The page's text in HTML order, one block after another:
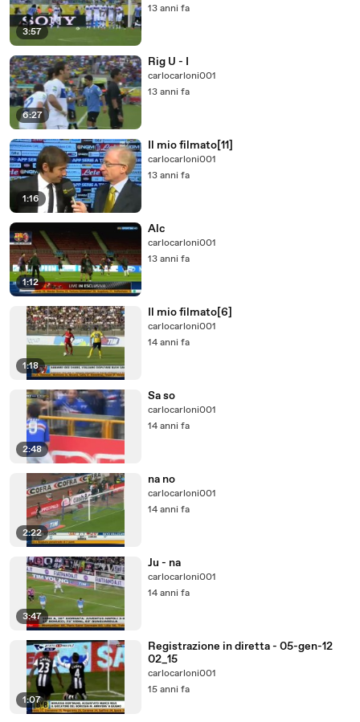
3:57
13 anni fa
6:27
Rig U - I
carlocarloni001
13 anni fa
1:16
Il mio filmato[11]
carlocarloni001
13 anni fa
1:12
Alc
carlocarloni001
13 anni fa
1:18
Il mio filmato[6]
carlocarloni001
14 anni fa
2:48
Sa so
carlocarloni001
14 anni fa
2:22
na no
carlocarloni001
14 anni fa
3:47
Ju - na
carlocarloni001
14 anni fa
1:07
Registrazione in diretta - 05-gen-12
02_15
carlocarloni001
15 anni fa